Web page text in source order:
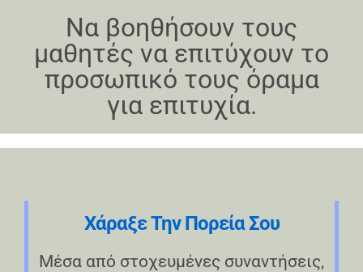
Να βοηθήσουν τους
μαθητές να επιτύχουν το
προσωπικό τους όραμα
για επιτυχία.
Χάραξε Την Πορεία Σου
Μέσα από στοχευμένες συναντήσεις,